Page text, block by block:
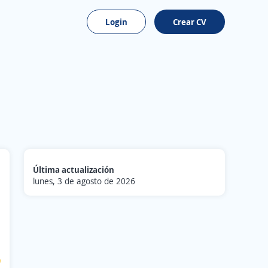
Login Crear CV
Última actualización
lunes, 3 de agosto de 2026